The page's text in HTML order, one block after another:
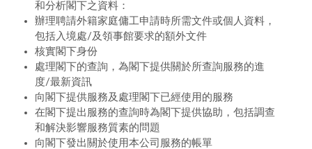
和分析閣下之資料：
辦理聘請外籍家庭傭工申請時所需文件或個人資料，
包括入境處/及領事館要求的額外文件
核實閣下身份
處理閣下的查詢，為閣下提供關於所查詢服務的進
度/最新資訊
向閣下提供服務及處理閣下已經使用的服務
在閣下提出服務的查詢時為閣下提供協助，包括調查
和解決影響服務質素的問題
向閣下發出關於使用本公司服務的帳單